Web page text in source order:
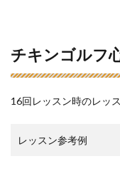
チキンゴルフ
16回レッスン時のレッ
レッスン参考例